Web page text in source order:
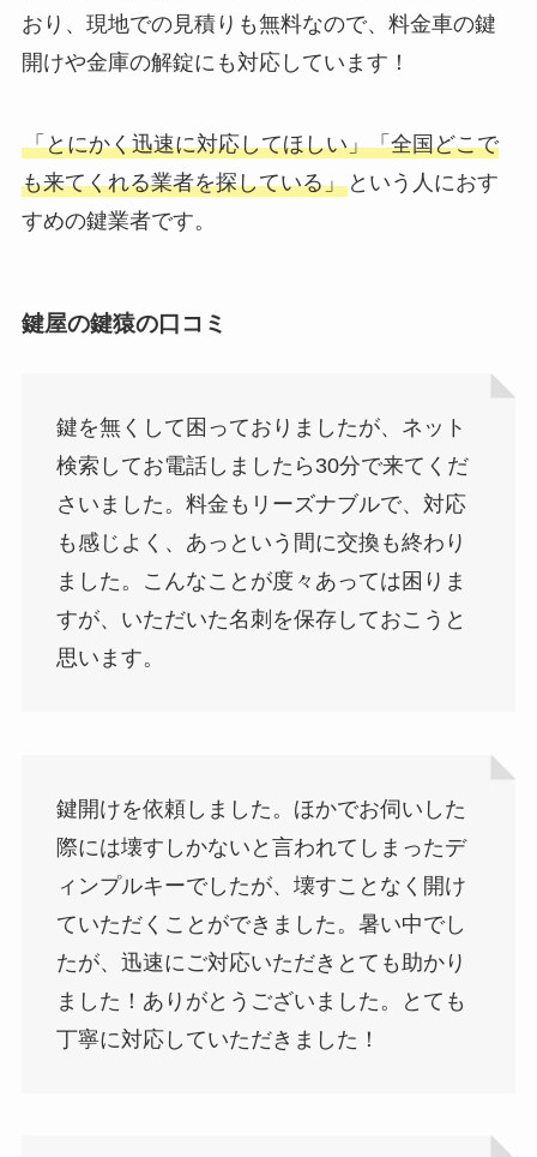
おり、現地での見積りも無料なので、料金車の鍵
開けや金庫の解錠にも対応しています！
「とにかく迅速に対応してほしい」「全国どこで
も来てくれる業者を探している」という人におす
すめの鍵業者です。
鍵屋の鍵猿の口コミ
鍵を無くして困っておりましたが、ネット
検索してお電話しましたら30分で来てくだ
さいました。料金もリーズナブルで、対応
も感じよく、あっという間に交換も終わり
ました。こんなことが度々あっては困りま
すが、いただいた名刺を保存しておこうと
思います。
鍵開けを依頼しました。ほかでお伺いした
際には壊すしかないと言われてしまったデ
ィンプルキーでしたが、壊すことなく開け
ていただくことができました。暑い中でし
たが、迅速にご対応いただきとても助かり
ました！ありがとうございました。とても
丁寧に対応していただきました！